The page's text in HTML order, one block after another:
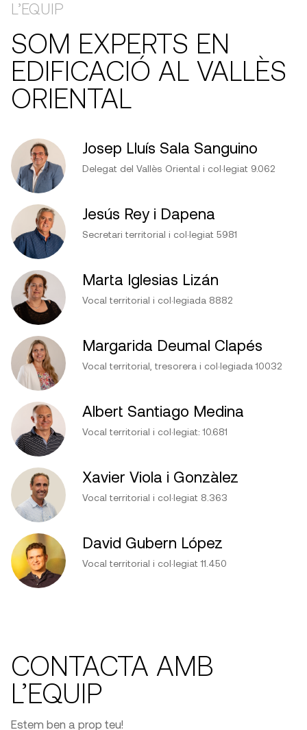
L’EQUIP
SOM EXPERTS EN
EDIFICACIÓ AL VALLÈS
ORIENTAL
Josep Lluís Sala Sanguino
Delegat del Vallès Oriental i col·legiat 9.062
Jesús Rey i Dapena
Secretari territorial i col·legiat 5981
Marta Iglesias Lizán
Vocal territorial i col·legiada 8882
Margarida Deumal Clapés
Vocal territorial, tresorera i col·legiada 10032
Albert Santiago Medina
Vocal territorial i col·legiat: 10.681
Xavier Viola i Gonzàlez
Vocal territorial i col·legiat 8.363
David Gubern López
Vocal territorial i col·legiat 11.450
CONTACTA AMB
L’EQUIP
Estem ben a prop teu!